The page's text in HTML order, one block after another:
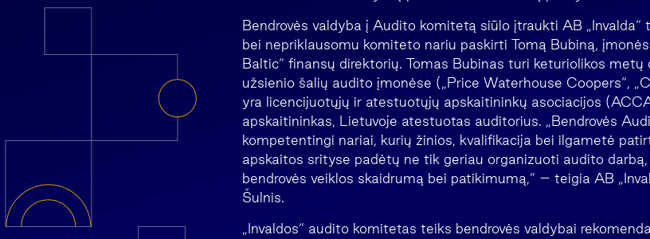
Bendrovės valdyba į Audito komitetą siūlo įtraukti AB
bei nepriklausomu komiteto nariu paskirti Tomą Bubiną,
Baltic“ finansų direktorių. Tomas Bubinas turi keturiolikos
užsienio šalių audito įmonėse („Price Waterhouse Coopers“,
yra licencijuotųjų ir atestuotųjų apskaitininkų asociacijos
apskaitininkas, Lietuvoje atestuotas auditorius. „Bendrovės
kompetentingi nariai, kurių žinios, kvalifikacija bei ilgametė
apskaitos srityse padėtų ne tik geriau organizuoti audito
bendrovės veiklos skaidrumą bei patikimumą,“ – teigia AB
Šulnis.
„Invaldos“ audito komitetas teiks bendrovės valdybai